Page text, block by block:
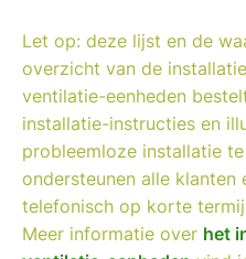
Let op: deze lijst en de
overzicht van de
ventilatie-eenheden
installatie-instructies en
probleemloze installatie
ondersteunen alle klanten
telefonisch op korte
Meer informatie over het